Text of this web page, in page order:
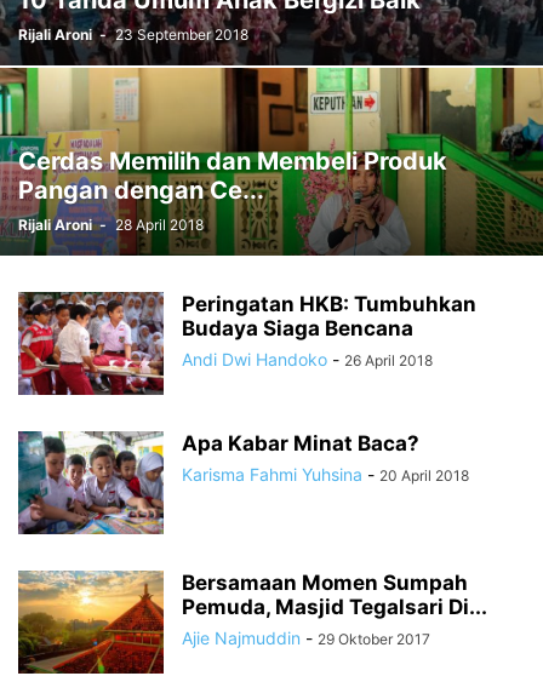
Rijali Aroni - 23 September 2018
Cerdas Memilih dan Membeli Produk
Pangan dengan Ce...
Rijali Aroni - 28 April 2018
Peringatan HKB: Tumbuhkan
Budaya Siaga Bencana
Andi Dwi Handoko - 26 April 2018
Apa Kabar Minat Baca?
Karisma Fahmi Yuhsina - 20 April 2018
Bersamaan Momen Sumpah
Pemuda, Masjid Tegalsari Di...
Ajie Najmuddin - 29 Oktober 2017